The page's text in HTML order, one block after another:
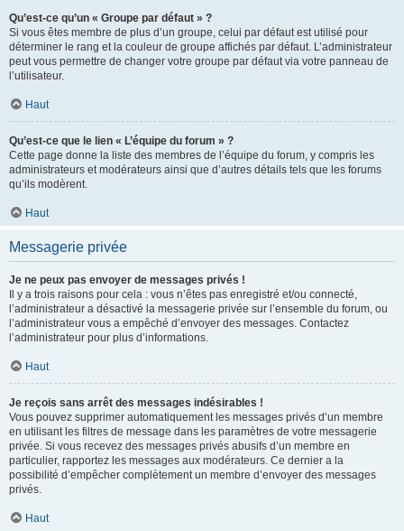
Qu’est-ce qu’un « Groupe par défaut » ?
Si vous êtes membre de plus d’un groupe, celui par défaut est utilisé pour
déterminer le rang et la couleur de groupe affichés par défaut. L’administrateur
peut vous permettre de changer votre groupe par défaut via votre panneau de
l’utilisateur.
Haut
Qu’est-ce que le lien « L’équipe du forum » ?
Cette page donne la liste des membres de l’équipe du forum, y compris les
administrateurs et modérateurs ainsi que d’autres détails tels que les forums
qu’ils modèrent.
Haut
Messagerie privée
Je ne peux pas envoyer de messages privés !
Il y a trois raisons pour cela : vous n’êtes pas enregistré et/ou connecté,
l’administrateur a désactivé la messagerie privée sur l’ensemble du forum, ou
l’administrateur vous a empêché d’envoyer des messages. Contactez
l’administrateur pour plus d’informations.
Haut
Je reçois sans arrêt des messages indésirables !
Vous pouvez supprimer automatiquement les messages privés d’un membre
en utilisant les filtres de message dans les paramètres de votre messagerie
privée. Si vous recevez des messages privés abusifs d’un membre en
particulier, rapportez les messages aux modérateurs. Ce dernier a la
possibilité d’empêcher complètement un membre d’envoyer des messages
privés.
Haut